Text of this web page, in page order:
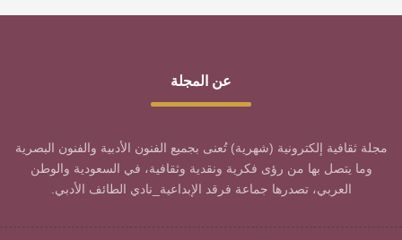
عن المجلة
مجلة ثقافية إلكترونية (شهرية) تُعنى بجميع الفنون الأدبية والفنون البصرية
وما يتصل بها من رؤى فكرية ونقدية وثقافية، في السعودية والوطن
العربي، تصدرها جماعة فرقد الإبداعية_نادي الطائف الأدبي.